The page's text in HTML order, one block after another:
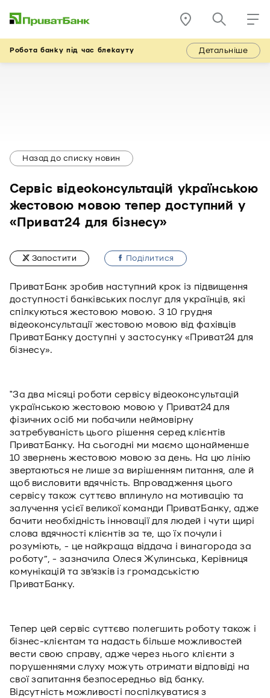
Робота банку під час блекауту Детальніше
Назад до списку новин
Сервіс відеоконсультацій українською
жестовою мовою тепер доступний у
«Приват24 для бізнесу»
Запостити Подiлитися
ПриватБанк зробив наступний крок із підвищення
доступності банківських послуг для українців, які
спілкуються жестовою мовою. З 10 грудня
відеоконсультації жестовою мовою від фахівців
ПриватБанку доступні у застосунку «Приват24 для
бізнесу».
"За два місяці роботи сервісу відеоконсультацій
українською жестовою мовою у Приват24 для
фізичних осіб ми побачили неймовірну
затребуваність цього рішення серед клієнтів
ПриватБанку. На сьогодні ми маємо щонайменше
10 звернень жестовою мовою за день. На цю лінію
звертаються не лише за вирішенням питання, але й
щоб висловити вдячність. Впровадження цього
сервісу також суттєво вплинуло на мотивацію та
залучення усієї великої команди ПриватБанку, адже
бачити необхідність інновації для людей і чути щирі
слова вдячності клієнтів за те, що їх почули і
розуміють, - це найкраща віддача і винагорода за
роботу”, - зазначила Олеся Жулинська, Керівниця
комунікацій та зв’язків із громадськістю
ПриватБанку.
Тепер цей сервіс суттєво полегшить роботу також і
бізнес-клієнтам та надасть більше можливостей
вести свою справу, адже через нього клієнти з
порушеннями слуху можуть отримати відповіді на
свої запитання безпосередньо від банку.
Відсутність можливості поспілкуватися з